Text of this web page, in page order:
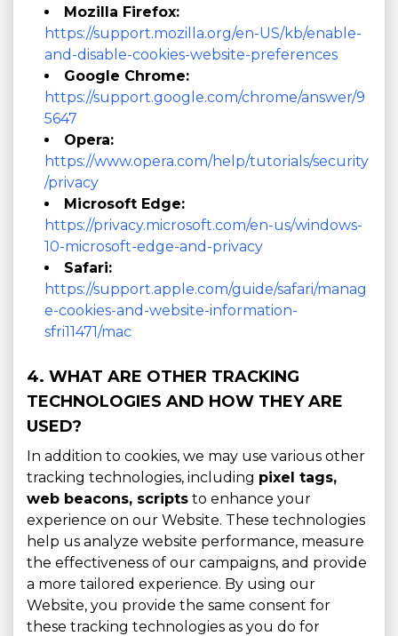
Mozilla Firefox:
https://support.mozilla.org/en-US/kb/enable-
and-disable-cookies-website-preferences
Google Chrome:
https://support.google.com/chrome/answer/9
5647
Opera:
https://www.opera.com/help/tutorials/security
/privacy
Microsoft Edge:
https://privacy.microsoft.com/en-us/windows-
10-microsoft-edge-and-privacy
Safari:
https://support.apple.com/guide/safari/manag
e-cookies-and-website-information-
sfri11471/mac
4. WHAT ARE OTHER TRACKING
TECHNOLOGIES AND HOW THEY ARE
USED?
In addition to cookies, we may use various other
tracking technologies, including pixel tags,
web beacons, scripts to enhance your
experience on our Website. These technologies
help us analyze website performance, measure
the effectiveness of our campaigns, and provide
a more tailored experience. By using our
Website, you provide the same consent for
these tracking technologies as you do for